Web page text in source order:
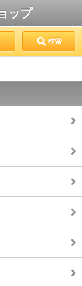
ップ
検索